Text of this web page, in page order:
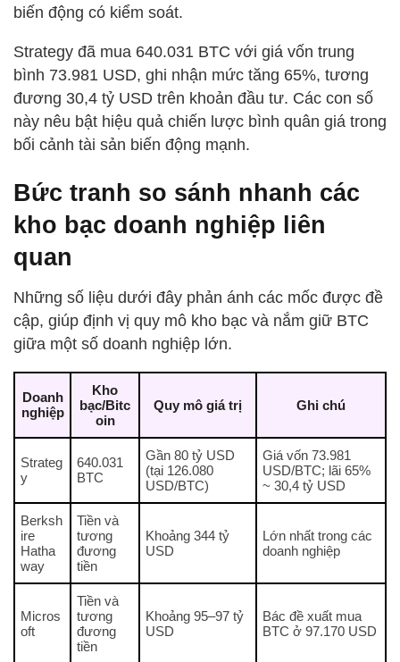
biến động có kiểm soát.
Strategy đã mua 640.031 BTC với giá vốn trung
bình 73.981 USD, ghi nhận mức tăng 65%, tương
đương 30,4 tỷ USD trên khoản đầu tư. Các con số
này nêu bật hiệu quả chiến lược bình quân giá trong
bối cảnh tài sản biến động mạnh.
Bức tranh so sánh nhanh các
kho bạc doanh nghiệp liên
quan
Những số liệu dưới đây phản ánh các mốc được đề
cập, giúp định vị quy mô kho bạc và nắm giữ BTC
giữa một số doanh nghiệp lớn.
Doanh
nghiệp
Kho
bạc/Bitc
oin
Quy mô giá trị Ghi chú
Strateg
y
640.031
BTC
Gần 80 tỷ USD
(tại 126.080
USD/BTC)
Giá vốn 73.981
USD/BTC; lãi 65%
~ 30,4 tỷ USD
Berksh
ire
Hatha
way
Tiền và
tương
đương
tiền
Khoảng 344 tỷ
USD
Lớn nhất trong các
doanh nghiệp
Micros
oft
Tiền và
tương
đương
tiền
Khoảng 95–97 tỷ
USD
Bác đề xuất mua
BTC ở 97.170 USD